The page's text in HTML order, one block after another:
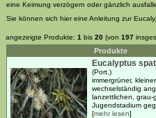
eine Keimung verzögern oder gänzlich
Sie können sich hier eine Anleitung zur
angezeigte Produkte: 1 bis 20 (von 197
Produkte
Eucalyptus
(Port.)
immergrüner,
wechselständig
lanzettlichen, grau-
Jugendstadium
[mehr lesen]